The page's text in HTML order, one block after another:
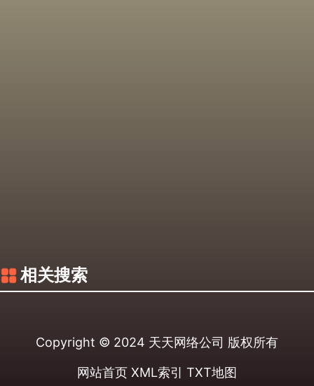
相关搜索
Copyright © 2024 天天网络公司 版权所有
网站首页 XML索引 TXT地图